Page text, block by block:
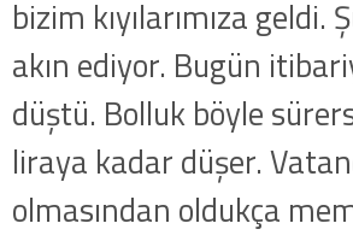
bizim kıyılarımıza
akın ediyor. Bugün
düştü. Bolluk böyle
liraya kadar düşer.
olmasından oldukça